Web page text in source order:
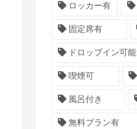
ロッカー有
固定席有
ドロップイン可能
喫煙可
風呂付き
無料プラン有